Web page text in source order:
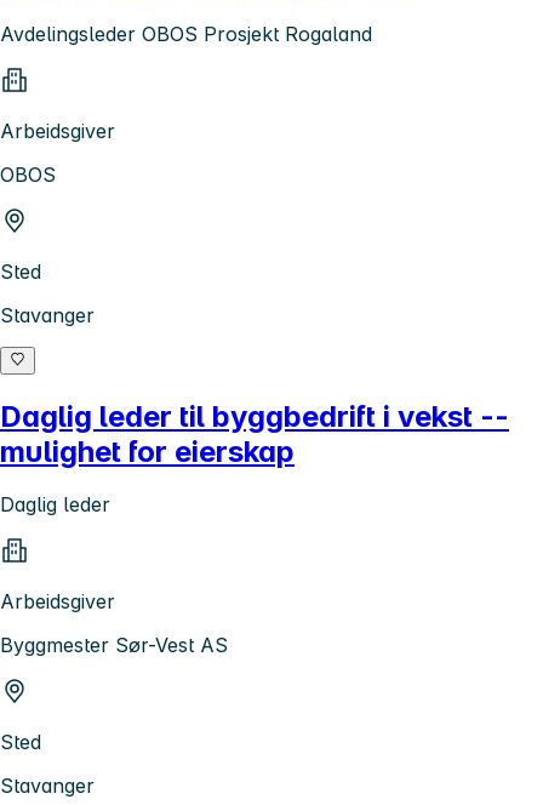
Avdelingsleder OBOS Prosjekt Rogaland
Arbeidsgiver
OBOS
Sted
Stavanger
Daglig leder til byggbedrift i vekst --
mulighet for eierskap
Daglig leder
Arbeidsgiver
Byggmester Sør-Vest AS
Sted
Stavanger